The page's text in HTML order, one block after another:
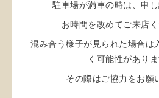
駐車場が満車の時は、申
お時間を改めてご来店く
混み合う様子が見られた場合は
く可能性があり
その際はご協力をお願